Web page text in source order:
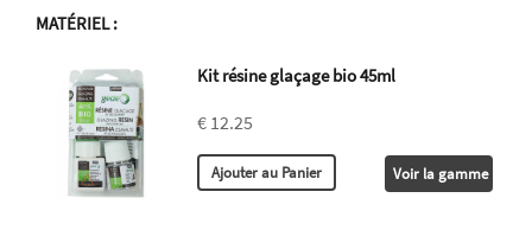
MATÉRIEL:
Kit résine glaçage bio 45ml
€ 12.25
Voir la gamme